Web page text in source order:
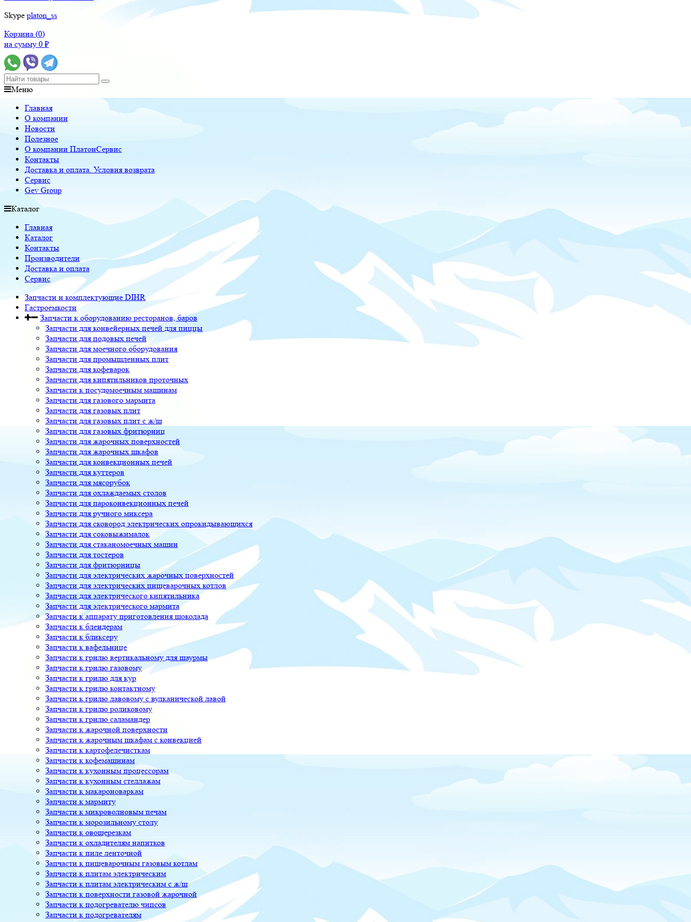
Skype platon_ss
Корзина (0)
на сумму 0 ₽
Меню
Главная
О компании
Новости
Полезное
О компании ПлатонСервис
Контакты
Доставка и оплата. Условия возврата
Сервис
Gev Group
Каталог
Главная
Каталог
Контакты
Производители
Доставка и оплата
Сервис
Запчасти и комплектующие DIHR
Гастроемкости
Запчасти к оборудованию ресторанов, баров
Запчасти для конвейерных печей для пиццы
Запчасти для подовых печей
Запчасти для моечного оборудования
Запчасти для промышленных плит
Запчасти для кофеварок
Запчасти для кипятильников проточных
Запчасти к посудомоечным машинам
Запчасти для газового мармита
Запчасти для газовых плит
Запчасти для газовых плит с ж/ш
Запчасти для газовых фритюрниц
Запчасти для жарочных поверхностей
Запчасти для жарочных шкафов
Запчасти для конвекционных печей
Запчасти для куттеров
Запчасти для мясорубок
Запчасти для охлаждаемых столов
Запчасти для пароконвекционных печей
Запчасти для ручного миксера
Запчасти для сковород электрических опрокидывающихся
Запчасти для соковыжималок
Запчасти для стаканомоечных машин
Запчасти для тостеров
Запчасти для фритюрницы
Запчасти для электрических жарочных поверхностей
Запчасти для электрических пищеварочных котлов
Запчасти для электрического кипятильника
Запчасти для электрического мармита
Запчасти к аппарату приготовления шоколада
Запчасти к блендерам
Запчасти к бликсеру
Запчасти к вафельнице
Запчасти к грилю вертикальному для шаурмы
Запчасти к грилю газовому
Запчасти к грилю для кур
Запчасти к грилю контактному
Запчасти к грилю лавовому с вулканической лавой
Запчасти к грилю роликовому
Запчасти к грилю саламандер
Запчасти к жарочной поверхности
Запчасти к жарочным шкафам с конвекцией
Запчасти к картофелечисткам
Запчасти к кофемашинам
Запчасти к кухонным процессорам
Запчасти к кухонным стеллажам
Запчасти к макароноваркам
Запчасти к мармиту
Запчасти к микроволновым печам
Запчасти к морозильному столу
Запчасти к овощерезкам
Запчасти к охладителям напитков
Запчасти к пиле ленточной
Запчасти к пищеварочным газовым котлам
Запчасти к плитам электрическим
Запчасти к плитам электрическим с ж/ш
Запчасти к поверхности газовой жарочной
Запчасти к подогревателю чипсов
Запчасти к подогревателям